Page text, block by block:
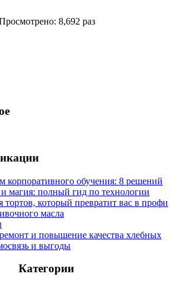
8,692 раз
корпоративного обучения: 8 решений
магия: полный гид по технологии
тортов, который превратит вас в профи
масла
и повышение качества хлебных
и выгоды
Категории